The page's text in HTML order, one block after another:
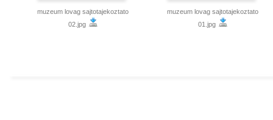
muzeum lovag sajtotajekoztato
02.jpg
muzeum lovag sajtotajekoztato
01.jpg